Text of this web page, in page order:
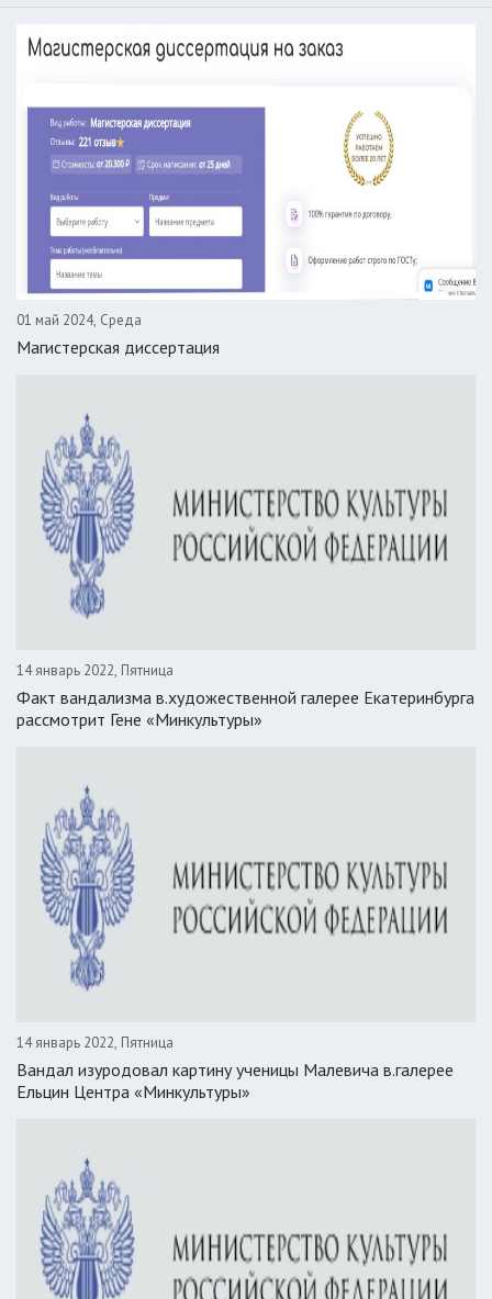
01 май 2024, Среда
Магистерская диссертация
14 январь 2022, Пятница
Факт вандализма в.художественной галерее Екатеринбурга
рассмотрит Гене «Минкультуры»
14 январь 2022, Пятница
Вандал изуродовал картину ученицы Малевича в.галерее
Ельцин Центра «Минкультуры»